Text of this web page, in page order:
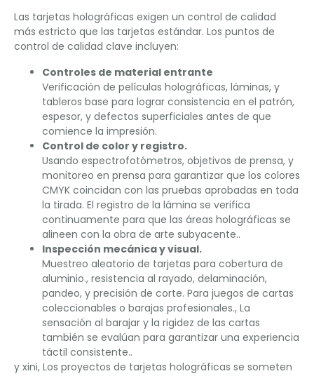
Las tarjetas holográficas exigen un control de calidad
más estricto que las tarjetas estándar. Los puntos de
control de calidad clave incluyen:
Controles de material entrante
Verificación de películas holográficas, láminas, y
tableros base para lograr consistencia en el patrón,
espesor, y defectos superficiales antes de que
comience la impresión.
Control de color y registro.
Usando espectrofotómetros, objetivos de prensa, y
monitoreo en prensa para garantizar que los colores
CMYK coincidan con las pruebas aprobadas en toda
la tirada. El registro de la lámina se verifica
continuamente para que las áreas holográficas se
alineen con la obra de arte subyacente..
Inspección mecánica y visual.
Muestreo aleatorio de tarjetas para cobertura de
aluminio., resistencia al rayado, delaminación,
pandeo, y precisión de corte. Para juegos de cartas
coleccionables o barajas profesionales., La
sensación al barajar y la rigidez de las cartas
también se evalúan para garantizar una experiencia
táctil consistente..
y xini, Los proyectos de tarjetas holográficas se someten